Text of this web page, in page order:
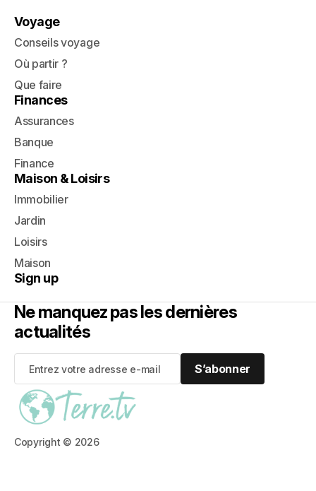
Copyright © 2026
Voyage
Conseils voyage
Où partir ?
Que faire
Finances
Assurances
Banque
Finance
Maison & Loisirs
Immobilier
Jardin
Loisirs
Maison
Sign up
Ne manquez pas les dernières
actualités
S’abonner
S’abonner